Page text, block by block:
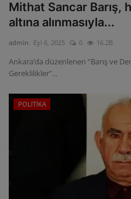
Mithat Sancar Barış,
altına alınmasıyla...
admin Eyl 6, 2025 0 16.2B
Ankara’da düzenlenen “Barış ve
Gereklilikler”...
POLİTİKA